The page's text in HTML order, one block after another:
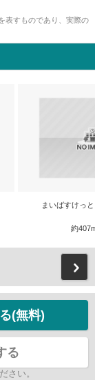
表すものであり、実際の
まいばすけっ
約
(無料)
る
さい。